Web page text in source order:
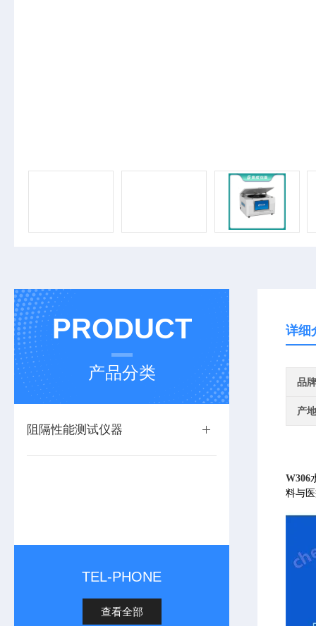
PRODUCT
产品分类
阻隔性能测试仪器
TEL-PHONE
查看全部
详细
品牌
产
W306
料与